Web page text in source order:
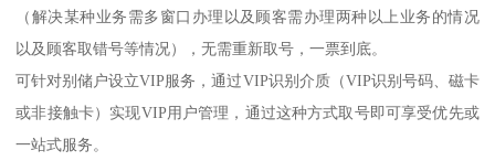
（解决某种业务需多窗口办理以及顾客需办理两种以上业务的情况
以及顾客取错号等情况），无需重新取号，一票到底。
可针对别储户设立VIP服务，通过VIP识别介质（VIP识别号码、磁卡
或非接触卡）实现VIP用户管理，通过这种方式取号即可享受优先或
一站式服务。